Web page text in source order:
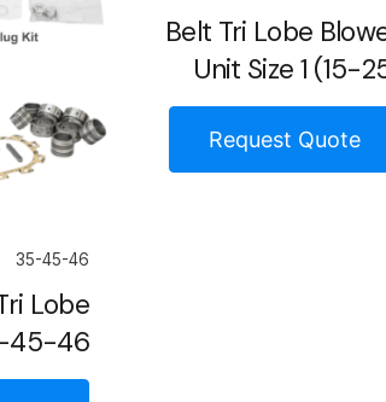
Belt Tri Lobe
Unit Size 1 (15-
Request Quote
35-45-46
Lobe
45-46